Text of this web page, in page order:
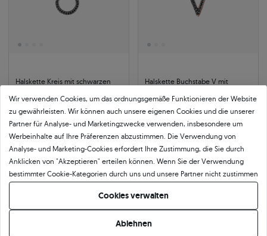
Halskette Kreis mit schwarzen
Roségold 42 cm
roségold
421 €
Sie sparen 280 €
Summer Week: 0d:10h:8m:51s
Halskette Buchstabe V mit
585er Roségold 42 cm
585 roségold
561 €
Wir verwenden Cookies, um das ordnungsgemäße Funktionieren der Website
zu gewährleisten. Wir können auch unsere eigenen Cookies und die unserer
Partner für Analyse- und Marketingzwecke verwenden, insbesondere um
Werbeinhalte auf Ihre Präferenzen abzustimmen. Die Verwendung von
Analyse- und Marketing-Cookies erfordert Ihre Zustimmung, die Sie durch
Anklicken von "Akzeptieren" erteilen können. Wenn Sie der Verwendung
bestimmter Cookie-Kategorien durch uns und unsere Partner nicht zustimmen
möchten, klicken Sie auf "Lassen Sie mich wählen" und bestimmen Sie Ihre
Präferenzen. Sie können Ihre Zustimmung jederzeit widerrufen, indem Sie
Ihre Cookie-Einstellungen ändern.
Cookies verwalten
Ablehnen